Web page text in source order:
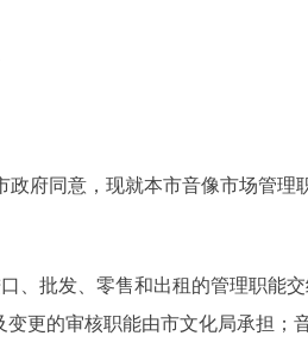
府同意，现就本市音像市场管理
批发、零售和出租的管理职能
更的审核职能由市文化局承担；